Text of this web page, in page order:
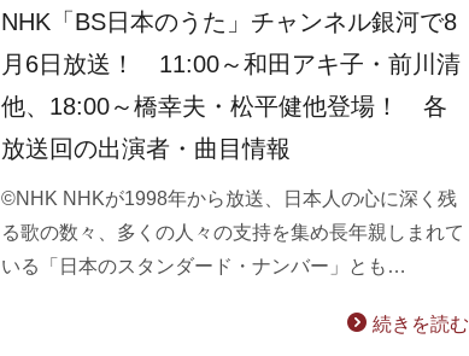
NHK「BS日本のうた」チャンネル銀河で8
月6日放送！ 11:00～和田アキ子・前川清
他、18:00～橋幸夫・松平健他登場！ 各
放送回の出演者・曲目情報
©NHK NHKが1998年から放送、日本人の心に深く残
る歌の数々、多くの人々の支持を集め長年親しまれて
いる「日本のスタンダード・ナンバー」とも…
続きを読む